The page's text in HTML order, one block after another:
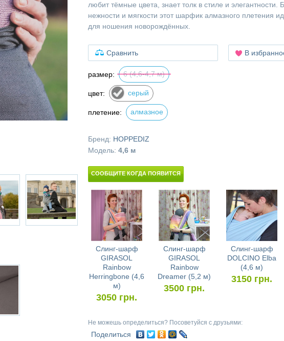
любит тёмные цвета, знает толк в стиле и элегантности.
нежности и мягкости этот шарфик алмазного плетения
для ношения новорождённых.
Сравнить В
размер: 6 (4,6-4,7 м)
цвет: серый
плетение: алмазное
Бренд: HOPPEDIZ
Модель: 4,6 м
СООБЩИТЕ КОГДА ПОЯВИТСЯ
Слинг-шарф
GIRASOL
Rainbow
Herringbone (4,6
м)
3050 грн.
Слинг-шарф
GIRASOL
Rainbow
Dreamer (5,2 м)
3500 грн.
Слинг-шарф
DOLCINO Elba
(4,6 м)
3150 грн.
Не можешь определиться? Посоветуйся с друзьями:
Поделиться